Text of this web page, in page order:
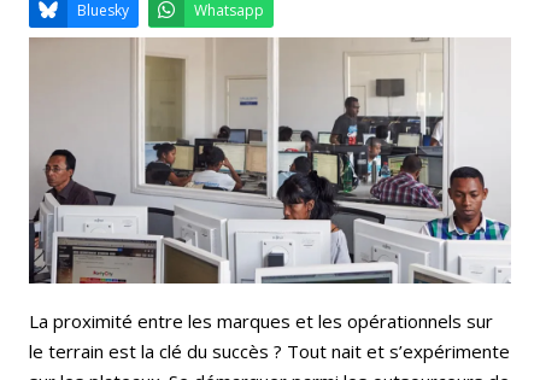
LinkedIn
Bluesky Whatsapp
La proximité entre les marques et les opérationnels sur
le terrain est la clé du succès ? Tout nait et s’expérimente